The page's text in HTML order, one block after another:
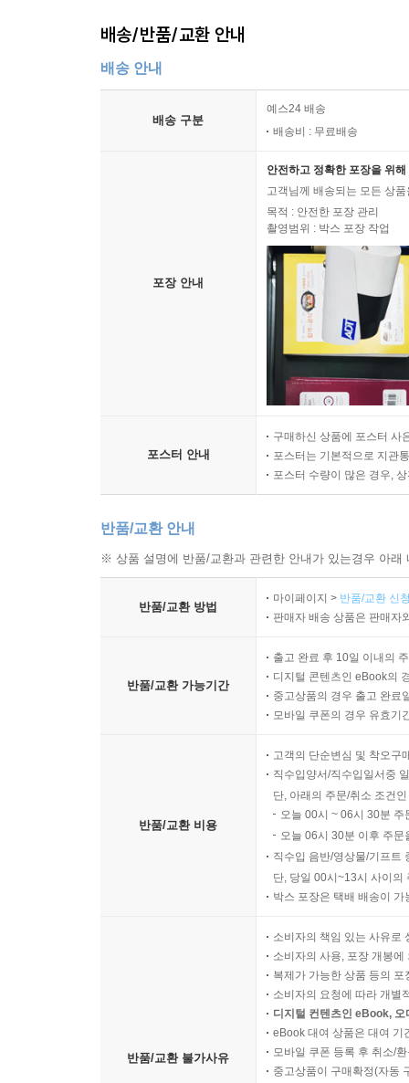
배송/반품/교환 안내
배송 안내
배송 구분
예스24 배송
배송비 : 무료배송
포장 안내
안전하고 정확한 포장을 위
고객님께 배송되는 모든 상
목적 : 안전한 포장 관리
촬영범위 : 박스 포장 작업
포스터 안내
구매하신 상품에 포스터 사
포스터는 기본적으로 지관
포스터 수량이 많은 경우,
반품/교환 안내
※ 상품 설명에 반품/교환과 관련한 안내가 있는경우 아
반품/교환 방법
마이페이지 > 반품/교환 신
판매자 배송 상품은 판매자
반품/교환 가능기간
출고 완료 후 10일 이내의
디지털 콘텐츠인 eBook의
중고상품의 경우 출고 완료
모바일 쿠폰의 경우 유효기
반품/교환 비용
고객의 단순변심 및 착오구
직수입양서/직수입일서중
단, 아래의 주문/취소 조건
오늘 00시 ~ 06시 30분
오늘 06시 30분 이후 주
직수입 음반/영상물/기프트
단, 당일 00시~13시 사이의
박스 포장은 택배 배송이
반품/교환 불가사유
소비자의 책임 있는 사유로
소비자의 사용, 포장 개봉
복제가 가능한 상품 등의
소비자의 요청에 따라 개별
디지털 컨텐츠인 eBook,
eBook 대여 상품은 대여 기
모바일 쿠폰 등록 후 취소/
중고상품이 구매확정(자동